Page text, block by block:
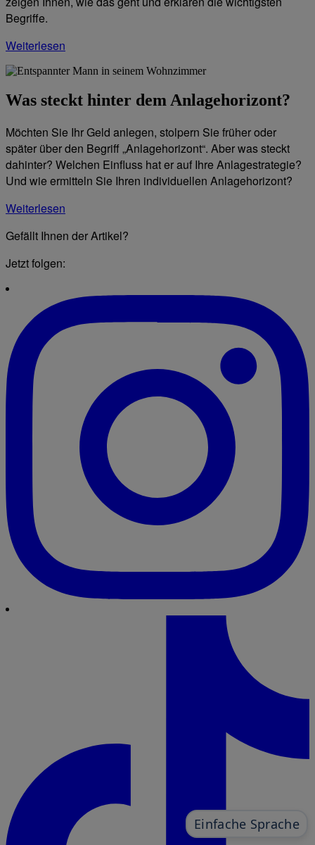
Begriffe.
Weiterlesen
Was steckt hinter dem Anlagehorizont?
Möchten Sie Ihr Geld anlegen, stolpern Sie früher oder
später über den Begriff „Anlagehorizont“. Aber was steckt
dahinter? Welchen Einfluss hat er auf Ihre Anlagestrategie?
Und wie ermitteln Sie Ihren individuellen Anlagehorizont?
Weiterlesen
Gefällt Ihnen der Artikel?
Jetzt folgen: